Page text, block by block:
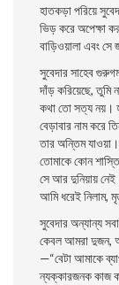
হাতকড়া পরিয়ে
ভিড় করে অপেক্ষা
বাড়িওয়ালা এবং
সুবেদার সাহেব
দাঁড় করিয়েছে, তুমি
কথা তাে সত্য নয়।
বেড়াবার নাম করে
তার অন্তিম
তােমাকে কোন
সে আর দুনিয়ায়
আমি ধরেই নিলাম,
সুবেদার অন্যান্য
কেবল আমরা দুজন,
—“বেটা আমাকে
ন্যক্কারজনক কাজ